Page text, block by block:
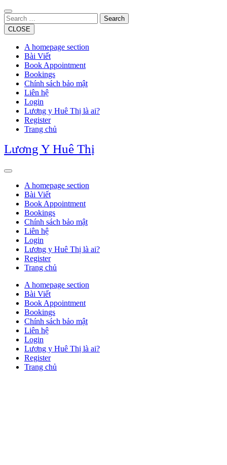
Skip
to
content
Search
CLOSE
A homepage section
Bài Viết
Book Appointment
Bookings
Chính sách bảo mật
Liên hệ
Login
Lương y Huê Thị là ai?
Register
Trang chủ
Lương Y Huê Thị
Open
ButtonA homepage section
Bài Viết
Book Appointment
Bookings
Chính sách bảo mật
Liên hệ
Login
Lương y Huê Thị là ai?
Register
Trang chủ
Close
Button
A homepage section
Bài Viết
Book Appointment
Bookings
Chính sách bảo mật
Liên hệ
Login
Lương y Huê Thị là ai?
Register
Trang chủ